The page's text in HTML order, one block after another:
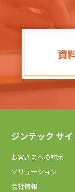
資
ジンテック サ
お客さまへの約束
ソリューション
会社情報